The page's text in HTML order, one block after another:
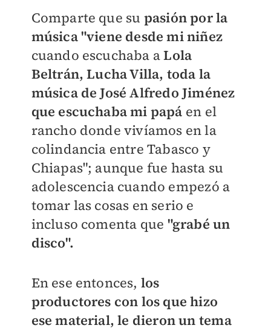
Comparte que su pasión por la
música "viene desde mi niñez
cuando escuchaba aLola
Beltrán, Lucha Villa, toda la
música de José Alfredo Jiménez
que escuchaba mi papá en el
rancho donde vivíamos en la
colindancia entre Tabasco y
Chiapas"; aunque fue hasta su
adolescencia cuando empezó a
tomar las cosas en serio e
incluso comenta que "grabé un
disco".
En ese entonces, los
productores con los que hizo
ese material, le dieron un tema